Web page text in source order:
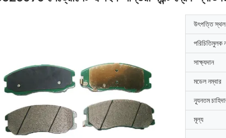
উৎপত্তি স্থল
পরিচিতিমুলক
সাক্ষ্যদান
মডেল নম্বার
ন্যূনতম
মূল্য